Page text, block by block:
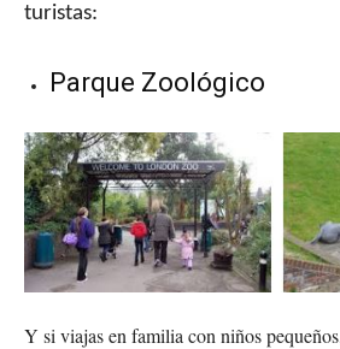
turistas:
Parque Zoológico
Y si viajas en familia con niños